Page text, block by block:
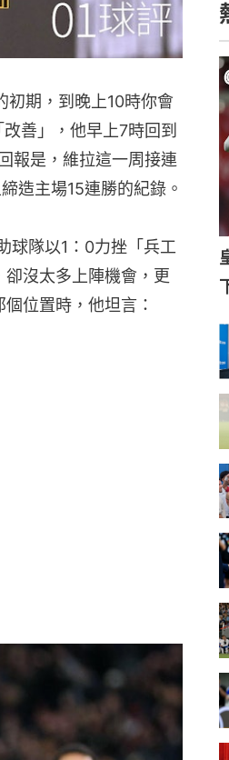
初期，到晚上10時你會
善」，他早上7時回到
報是，維拉這一周接連
造主場15連勝的紀錄。
球隊以1：0力挫「兵工
沒太多上陣機會，更
位置時，他坦言：